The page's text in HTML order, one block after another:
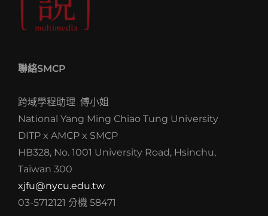
聯絡SMCP
跨域學程助理 傅小姐
National Yang Ming Chiao Tung University
DITP x AMCP x SMCP
HB328, No. 1001 University Road, Hsinchu,
Taiwan 300
xjfu@nycu.edu.tw
03-5712121 分機 58471